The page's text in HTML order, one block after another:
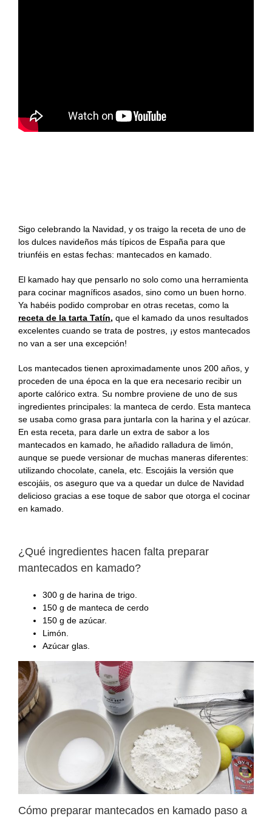
Accesorios para
Panes, pizzas y
empanadas
Recetas Kamado
Grandes chefs
Actualidad
Sigo celebrando la Navidad, y os traigo la receta de uno de
los dulces navideños más típicos de España para que
triunféis en estas fechas: mantecados en kamado.
El kamado hay que pensarlo no solo como una herramienta
para cocinar magníficos asados, sino como un buen horno.
Ya habéis podido comprobar en otras recetas, como la
receta de la tarta Tatín, que el kamado da unos resultados
excelentes cuando se trata de postres, ¡y estos mantecados
no van a ser una excepción!
Los mantecados tienen aproximadamente unos 200 años, y
proceden de una época en la que era necesario recibir un
aporte calórico extra. Su nombre proviene de uno de sus
ingredientes principales: la manteca de cerdo. Esta manteca
se usaba como grasa para juntarla con la harina y el azúcar.
En esta receta, para darle un extra de sabor a los
mantecados en kamado, he añadido ralladura de limón,
aunque se puede versionar de muchas maneras diferentes:
utilizando chocolate, canela, etc. Escojáis la versión que
escojáis, os aseguro que va a quedar un dulce de Navidad
delicioso gracias a ese toque de sabor que otorga el cocinar
en kamado.
¿Qué ingredientes hacen falta preparar
mantecados en kamado?
300 g de harina de trigo.
150 g de manteca de cerdo
150 g de azúcar.
Limón.
Azúcar glas.
Cómo preparar mantecados en kamado paso a